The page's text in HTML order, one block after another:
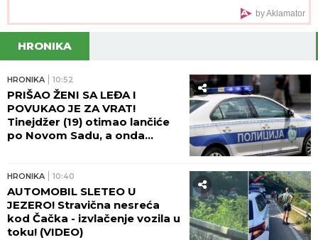
by Aklamator
HRONIKA
HRONIKA 10:52
PRIŠAO ŽENI SA LEĐA I
POVUKAO JE ZA VRAT!
Tinejdžer (19) otimao lančiće
po Novom Sadu, a onda
HRONIKA 10:40
AUTOMOBIL SLETEO U
JEZERO! Stravična nesreća
kod Čačka - izvlačenje vozila u
toku! (VIDEO)